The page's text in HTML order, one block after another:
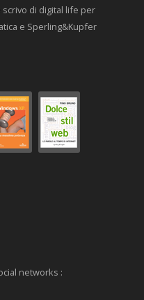
scrivo di digital life per
e Sperling&Kupfer
networks :